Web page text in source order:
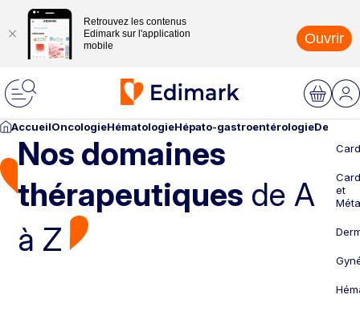
Retrouvez les contenus
Edimark sur l'application
mobile
Ouvrir
AccueilOncologieHématologieHépato-gastroentérologie
Nos domaines
thérapeutiques de A
à Z
et